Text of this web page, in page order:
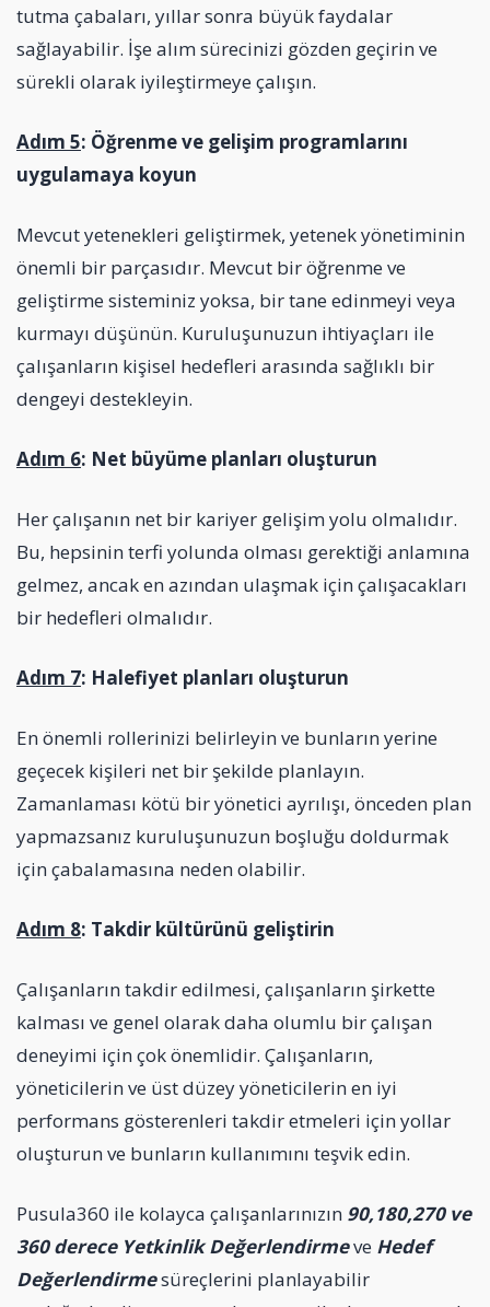
tutma çabaları, yıllar sonra büyük faydalar
sağlayabilir. İşe alım sürecinizi gözden geçirin ve
sürekli olarak iyileştirmeye çalışın.
Adım 5: Öğrenme ve gelişim programlarını
uygulamaya koyun
Mevcut yetenekleri geliştirmek, yetenek yönetiminin
önemli bir parçasıdır. Mevcut bir öğrenme ve
geliştirme sisteminiz yoksa, bir tane edinmeyi veya
kurmayı düşünün. Kuruluşunuzun ihtiyaçları ile
çalışanların kişisel hedefleri arasında sağlıklı bir
dengeyi destekleyin.
Adım 6: Net büyüme planları oluşturun
Her çalışanın net bir kariyer gelişim yolu olmalıdır.
Bu, hepsinin terfi yolunda olması gerektiği anlamına
gelmez, ancak en azından ulaşmak için çalışacakları
bir hedefleri olmalıdır.
Adım 7: Halefiyet planları oluşturun
En önemli rollerinizi belirleyin ve bunların yerine
geçecek kişileri net bir şekilde planlayın.
Zamanlaması kötü bir yönetici ayrılışı, önceden plan
yapmazsanız kuruluşunuzun boşluğu doldurmak
için çabalamasına neden olabilir.
Adım 8: Takdir kültürünü geliştirin
Çalışanların takdir edilmesi, çalışanların şirkette
kalması ve genel olarak daha olumlu bir çalışan
deneyimi için çok önemlidir. Çalışanların,
yöneticilerin ve üst düzey yöneticilerin en iyi
performans gösterenleri takdir etmeleri için yollar
oluşturun ve bunların kullanımını teşvik edin.
Pusula360 ile kolayca çalışanlarınızın 90,180,270 ve
360 derece Yetkinlik Değerlendirmeve Hedef
Değerlendirmesüreçlerini planlayabilir